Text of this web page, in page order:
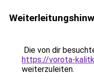
Die von dir
https://vorota-
weiterzuleiten.